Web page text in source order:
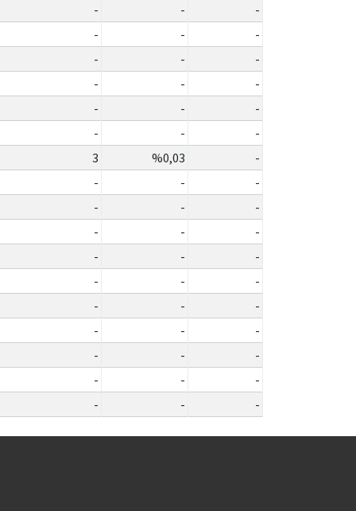
- -
-
- -
-
- -
-
- -
-
- -
-
- -
-
3 %0,03
-
- -
-
- -
-
- -
-
- -
-
- -
-
- -
-
- -
-
- -
-
- -
-
- - -